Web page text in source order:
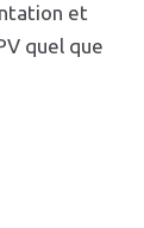
et
quel que